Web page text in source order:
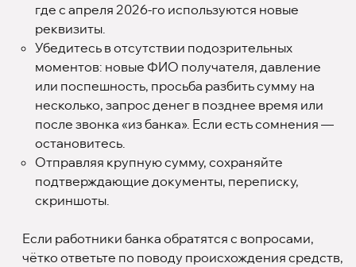
где с апреля 2026-го используются новые
реквизиты.
Убедитесь в отсутствии подозрительных
моментов: новые ФИО получателя, давление
или поспешность, просьба разбить сумму на
несколько, запрос денег в позднее время или
после звонка «из банка». Если есть сомнения —
остановитесь.
Отправляя крупную сумму, сохраняйте
подтверждающие документы, переписку,
скриншоты.
Если работники банка обратятся с вопросами,
чётко ответьте по поводу происхождения средств,